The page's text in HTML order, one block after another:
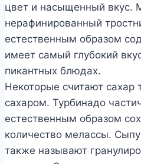
цвет и насыщенный вкус.
нерафинированный
естественным образом
имеет самый глубокий
пикантных блюдах.
Некоторые считают сахар
сахаром. Турбинадо
естественным образом
количество мелассы.
также называют